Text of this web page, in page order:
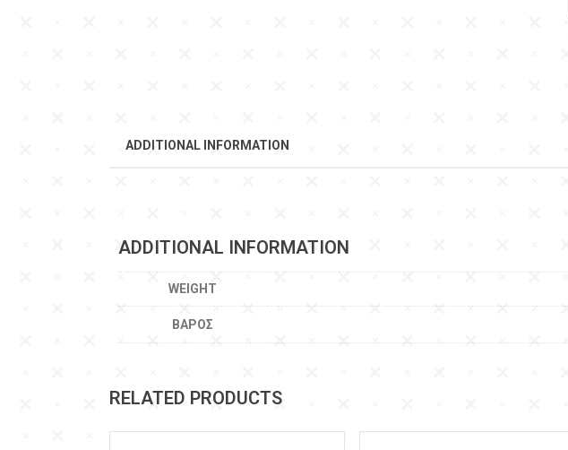
ADDITIONAL INFORMATION
ADDITIONAL INFORMATION
WEIGHT
ΒΆΡΟΣ
RELATED PRODUCTS